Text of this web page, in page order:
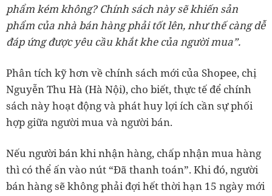
phẩm kém không? Chính sách này sẽ khiến sản
phẩm của nhà bán hàng phải tốt lên, như thế càng dễ
đáp ứng được yêu cầu khắt khe của người mua”.
Phân tích kỹ hơn về chính sách mới của Shopee, chị
Nguyễn Thu Hà (Hà Nội), cho biết, thực tế để chính
sách này hoạt động và phát huy lợi ích cần sự phối
hợp giữa người mua và người bán.
Nếu người bán khi nhận hàng, chấp nhận mua hàng
thì có thể ấn vào nút “Đã thanh toán”. Khi đó, người
bán hàng sẽ không phải đợi hết thời hạn 15 ngày mới